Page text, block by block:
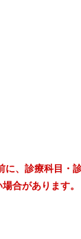
に、診療科目
合があります。